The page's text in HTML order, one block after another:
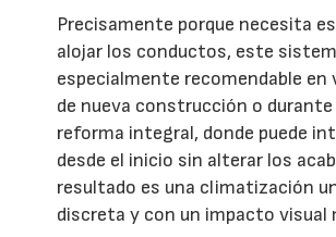
Precisamente porque necesita
alojar los conductos, este
especialmente recomendable en
de nueva construcción o durante
reforma integral, donde puede
desde el inicio sin alterar los
resultado es una climatización
discreta y con un impacto visual